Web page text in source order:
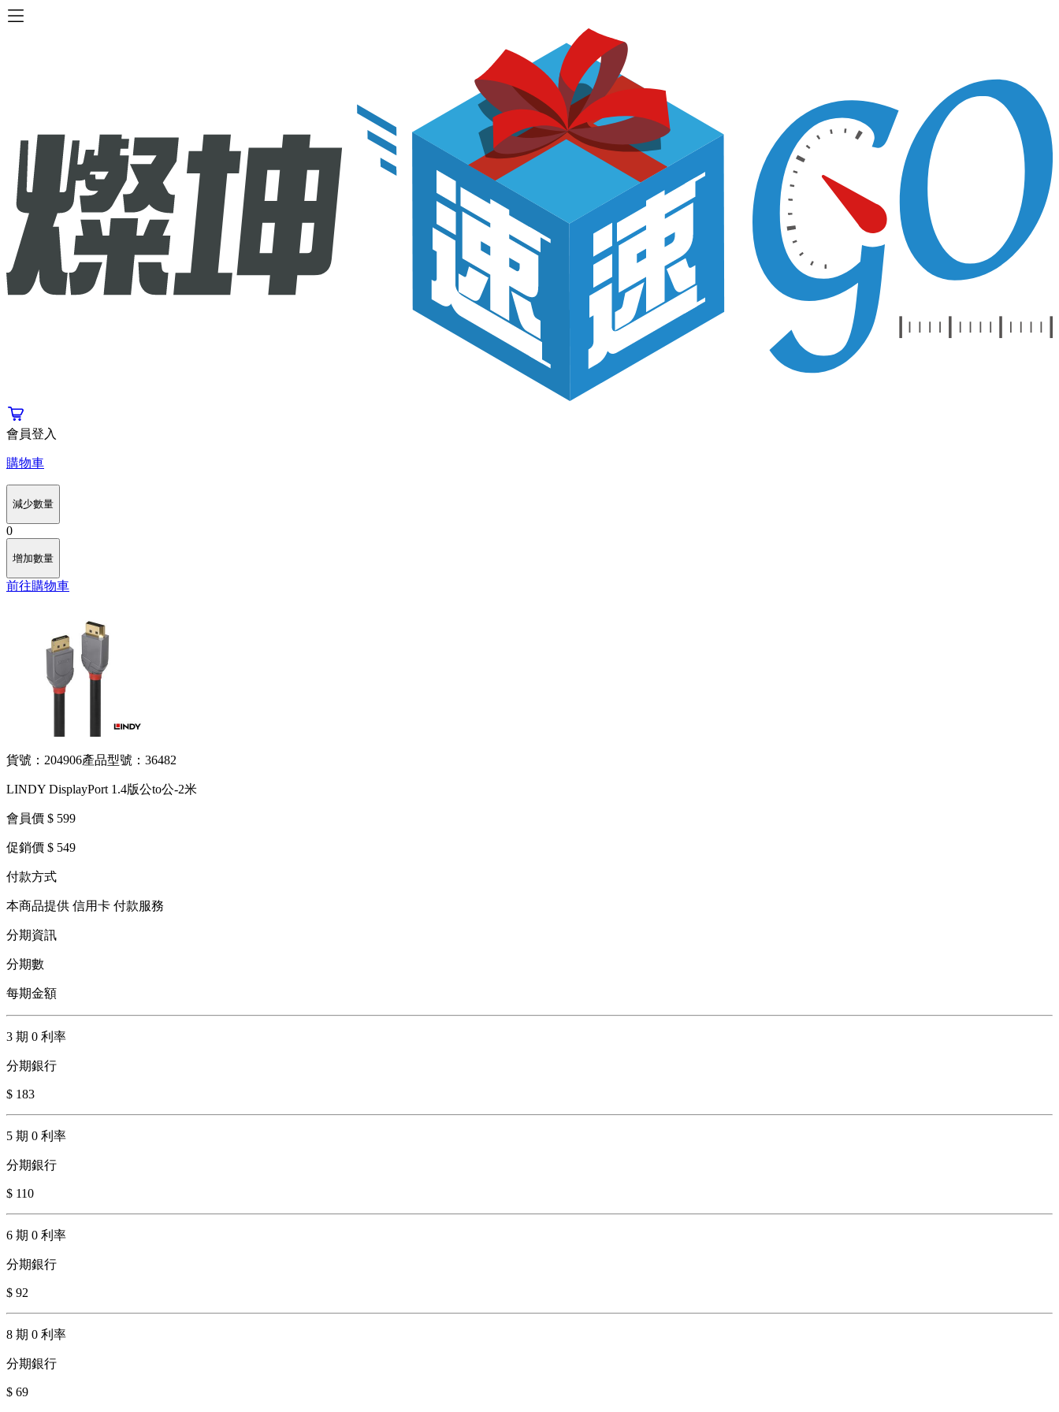
會員登入
購物車
減少數量
0
增加數量
前往購物車
貨號：204906產品型號：36482
LINDY DisplayPort 1.4版公to公-2米
會員價 $ 599
促銷價 $ 549
付款方式
本商品提供 信用卡 付款服務
分期資訊
分期數
每期金額
3 期 0 利率
分期銀行
$ 183
5 期 0 利率
分期銀行
$ 110
6 期 0 利率
分期銀行
$ 92
8 期 0 利率
分期銀行
$ 69